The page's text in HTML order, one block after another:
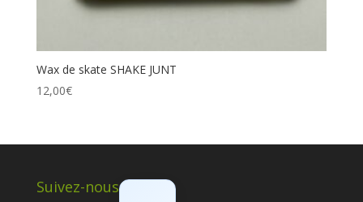
Wax de skate SHAKE JUNT
12,00€
Suivez-nous